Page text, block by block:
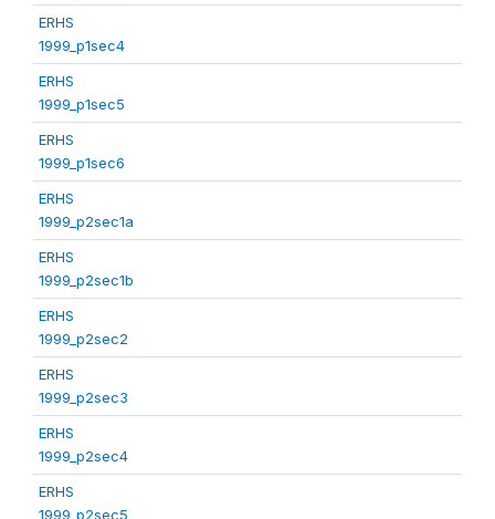
ERHS
1999_p1sec4
ERHS
1999_p1sec5
ERHS
1999_p1sec6
ERHS
1999_p2sec1a
ERHS
1999_p2sec1b
ERHS
1999_p2sec2
ERHS
1999_p2sec3
ERHS
1999_p2sec4
ERHS
1999_p2sec5